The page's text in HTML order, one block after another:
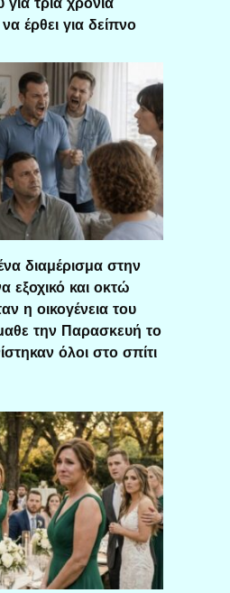
έρθει για δείπνο
διαμέρισμα στην
εξοχικό και οκτώ
η οικογένεια του
την Παρασκευή το
όλοι στο σπίτι